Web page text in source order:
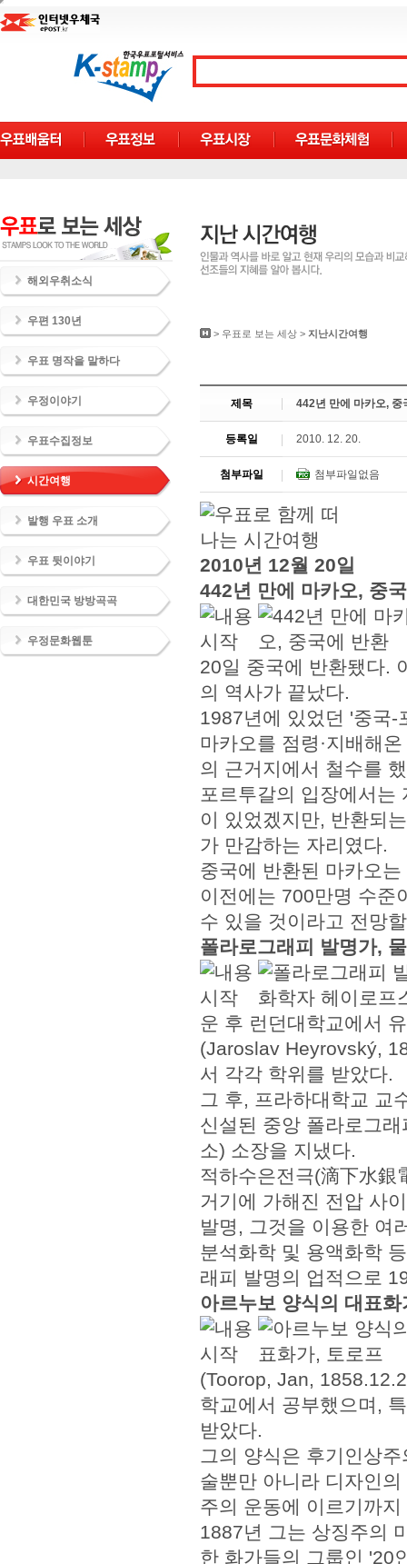
해외우취소식
우편 130년
우표 명작을 말하다
우정이야기
우표수집정보
시간여행
발행 우표 소개
우표 뒷이야기
대한민국 방방곡곡
우정문화웹툰
> 우표로 보는 세상 > 지난시간여행
제목 442년 만에 마카오,
등록일 2010. 12. 20.
첨부파일 첨부파일없음
2010년 12월 20일
442년 만에 마카오, 중
20일 중국에 반환됐다.
의 역사가 끝났다.
1987년에 있었던 '중국-
마카오를 점령·지배해
의 근거지에서 철수를
포르투갈의 입장에서는
이 있었겠지만, 반환되
가 만감하는 자리였다.
중국에 반환된 마카오
이전에는 700만명 수준
수 있을 것이라고 전망
폴라로그래피 발명가,
운 후 런던대학교에서
(Jaroslav Heyrovský,
서 각각 학위를 받았다.
그 후, 프라하대학교 교
신설된 중앙 폴라로그
소) 소장을 지냈다.
적하수은전극(滴下水銀
거기에 가해진 전압 사
발명, 그것을 이용한 여
분석화학 및 용액화학
래피 발명의 업적으로
아르누보 양식의 대표
(Toorop, Jan,
학교에서 공부했으며,
받았다.
그의 양식은 후기인상
술뿐만 아니라 디자인
주의 운동에 이르기까
1887년 그는 상징주의
한 화가들의 그룹인 '20